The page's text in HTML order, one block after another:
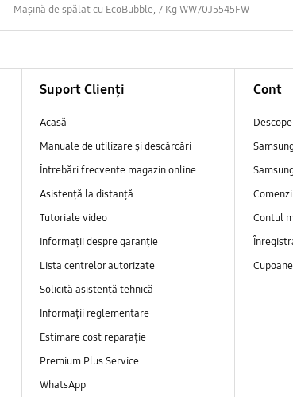
Mașină de spălat cu EcoBubble, 7 Kg WW70J5545FW
Suport Clienți
Acasă
Manuale de utilizare și descărcări
Întrebări frecvente magazin online
Asistență la distanță
Tutoriale video
Informații despre garanție
Lista centrelor autorizate
Solicită asistență tehnică
Informații reglementare
Estimare cost reparație
Premium Plus Service
WhatsApp
Cont
Comenzi
Contul